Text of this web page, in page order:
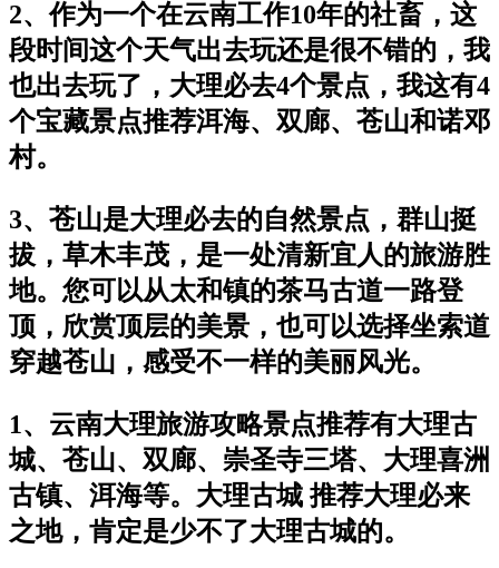
2、作为一个在云南工作10年的社畜，这
段时间这个天气出去玩还是很不错的，我
也出去玩了，大理必去4个景点，我这有4
个宝藏景点推荐洱海、双廊、苍山和诺邓
村。
3、苍山是大理必去的自然景点，群山挺
拔，草木丰茂，是一处清新宜人的旅游胜
地。您可以从太和镇的茶马古道一路登
顶，欣赏顶层的美景，也可以选择坐索道
穿越苍山，感受不一样的美丽风光。
1、云南大理旅游攻略景点推荐有大理古
城、苍山、双廊、崇圣寺三塔、大理喜洲
古镇、洱海等。大理古城 推荐大理必来
之地，肯定是少不了大理古城的。